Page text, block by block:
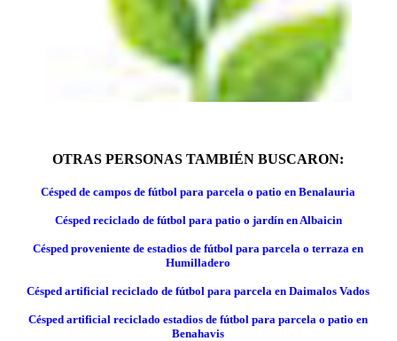
OTRAS PERSONAS TAMBIÉN BUSCARON:
Césped de campos de fútbol para parcela o patio en Benalauria
Césped reciclado de fútbol para patio o jardín en Albaicin
Césped proveniente de estadios de fútbol para parcela o terraza en
Humilladero
Césped artificial reciclado de fútbol para parcela en Daimalos Vados
Césped artificial reciclado estadios de fútbol para parcela o patio en
Benahavis